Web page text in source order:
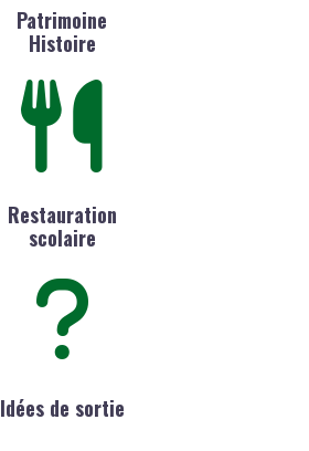
Patrimoine
Histoire
Restauration
scolaire
Idées de sortie